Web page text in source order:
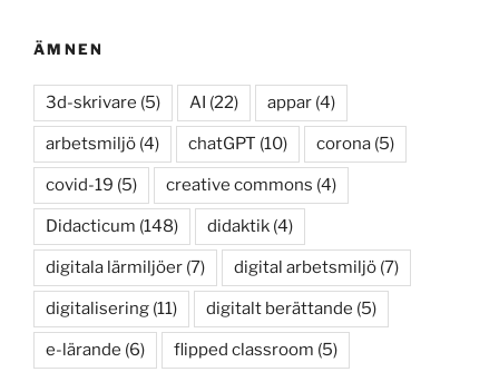
ÄMNEN
3d-skrivare (5) AI (22) appar (4)
arbetsmiljö (4) chatGPT (10) corona (5)
covid-19 (5) creative commons (4)
Didacticum (148) didaktik (4)
digitala lärmiljöer (7) digital arbetsmiljö (7)
digitalisering (11) digitalt berättande (5)
e-lärande (6) flipped classroom (5)